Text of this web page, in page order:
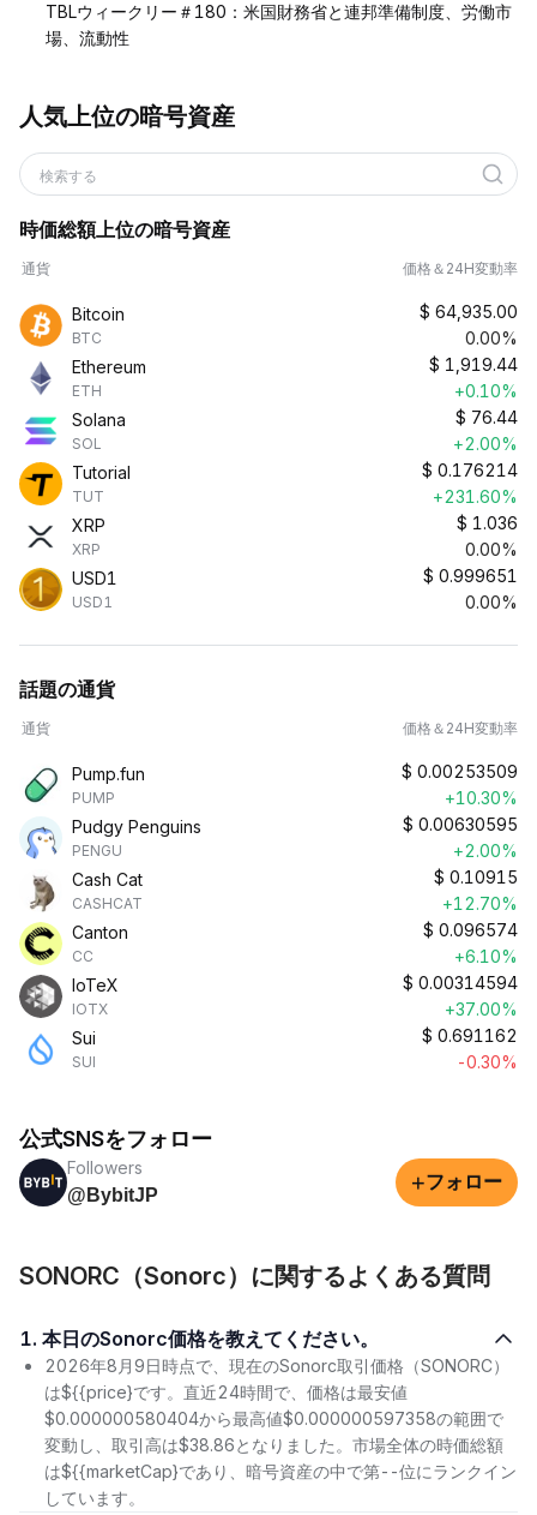
TBLウィークリー＃180：米国財務省と連邦準備制度、労働市
場、流動性
人気上位の暗号資産
検索する
時価総額上位の暗号資産
通貨 価格＆24H変動率
Bitcoin
BTC
$ 64,935.00
0.00%
Ethereum
ETH
$ 1,919.44
+0.10%
Solana
SOL
$ 76.44
+2.00%
Tutorial
TUT
$ 0.176214
+231.60%
XRP
XRP
$ 1.036
0.00%
USD1
USD1
$ 0.999651
0.00%
話題の通貨
通貨 価格＆24H変動率
Pump.fun
PUMP
$ 0.00253509
+10.30%
Pudgy Penguins
PENGU
$ 0.00630595
+2.00%
Cash Cat
CASHCAT
$ 0.10915
+12.70%
Canton
CC
$ 0.096574
+6.10%
IoTeX
IOTX
$ 0.00314594
+37.00%
Sui
SUI
$ 0.691162
-0.30%
公式SNSをフォロー
Followers
@BybitJP
+フォロー
SONORC（Sonorc）に関するよくある質問
1. 本日のSonorc価格を教えてください。
2026年8月9日時点で、現在のSonorc取引価格（SONORC）
は${{price}です。直近24時間で、価格は最安値
$0.000000580404から最高値$0.000000597358の範囲で
変動し、取引高は$38.86となりました。市場全体の時価総額
は${{marketCap}であり、暗号資産の中で第--位にランクイン
しています。